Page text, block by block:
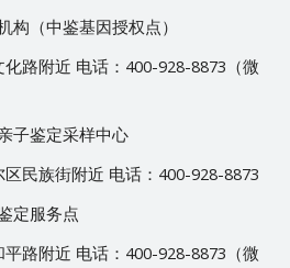
构（中鉴基因授权点）
路附近 电话：400-928-8873（微
子鉴定采样中心
民族街附近 电话：400-928-8873
定服务点
路附近 电话：400-928-8873（微